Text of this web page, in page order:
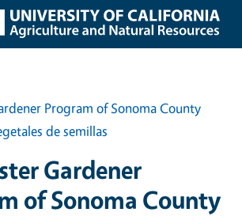
Program of Sonoma County
de semillas
Gardener
of Sonoma County